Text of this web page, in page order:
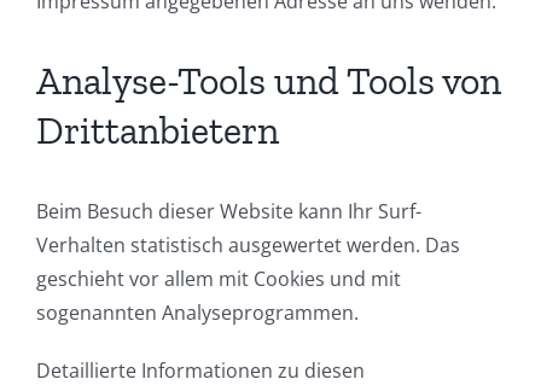
Analyse-Tools und Tools von
Drittanbietern
Beim Besuch dieser Website kann Ihr Surf-
Verhalten statistisch ausgewertet werden. Das
geschieht vor allem mit Cookies und mit
sogenannten Analyseprogrammen.
Detaillierte Informationen zu diesen